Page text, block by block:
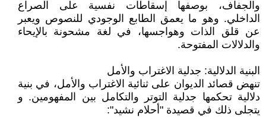
والجفاف، بوصفها إسقاطات نفسية على الصراع
الداخلي. وهو ما يعمق الطابع الوجودي للنصوص ويعبر
عن قلق الذات وهواجسها، في لغة مشحونة بالإيحاء
والدلالات المفتوحة.
البنية الدلالية: جدلية الاغتراب والأمل
تنهض قصائد الديوان على ثنائية الاغتراب والأمل، في بنية
دلالية تحكمها جدلية التوتر والتكامل بين المفهومين. و
يتجلى ذلك في قصيدة "أحلام نشيد":